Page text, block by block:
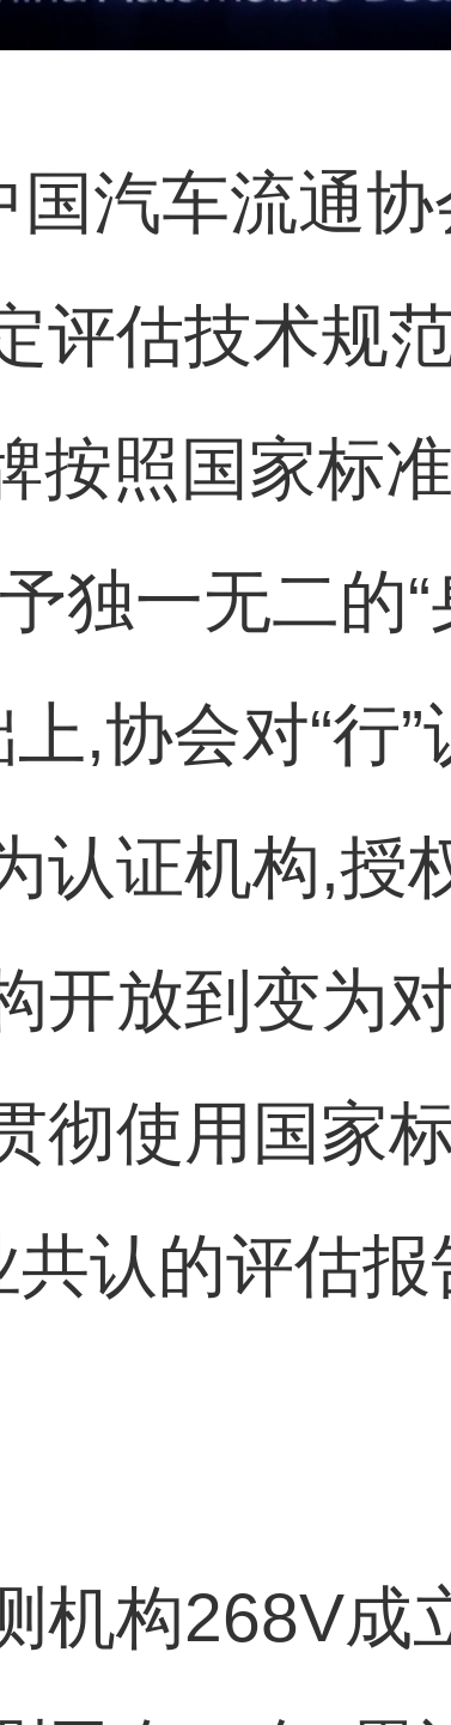
国汽车流通
评估技术规
按照国家标
独一无二的
,协会对“行
认证机构,授
开放到变为
彻使用国家
共认的评估
机构268V成